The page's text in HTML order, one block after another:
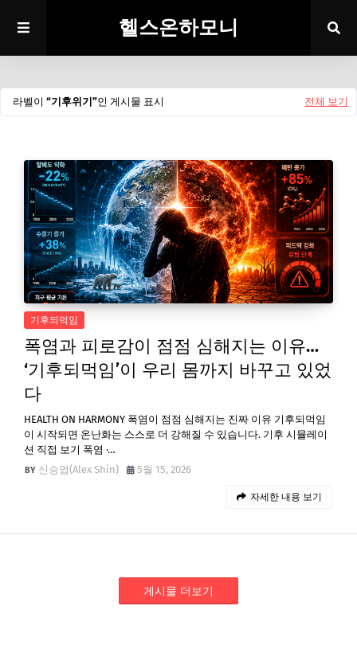
헬스온하모니
라벨이 기후위기 인 게시물 표시 전체 보기
기후되먹임
폭염과 피로감이 점점 심해지는 이유…
‘기후되먹임’이 우리 몸까지 바꾸고 있었
다
HEALTH ON HARMONY 폭염이 점점 심해지는 진짜 이유 기후되먹임
이 시작되면 온난화는 스스로 더 강해질 수 있습니다. 기후 시뮬레이
션 직접 보기 폭염 ·…
신승엽(Alex Shin)
5월 15, 2026
자세한 내용 보기
게시물 더보기